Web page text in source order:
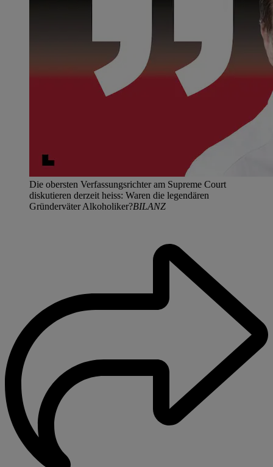
Die obersten Verfassungsrichter am Supreme Court
diskutieren derzeit heiss: Waren die legendären
Gründerväter Alkoholiker?BILANZ